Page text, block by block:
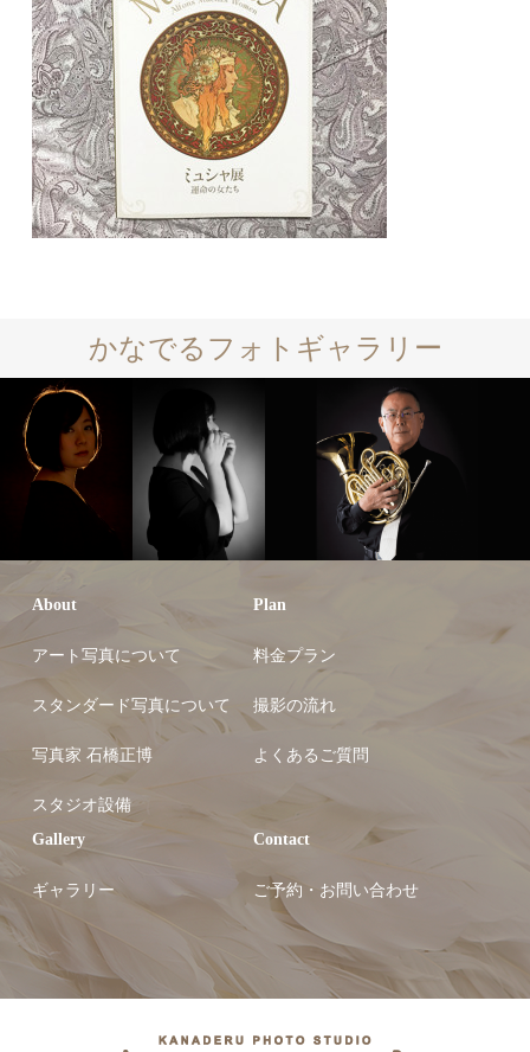
かなでるフォトギャラリー
About
アート写真について
スタンダード写真について
写真家 石橋正博
スタジオ設備
Plan
料金プラン
撮影の流れ
よくあるご質問
Gallery
ギャラリー
Contact
ご予約・お問い合わせ